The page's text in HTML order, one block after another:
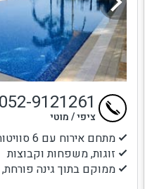
מתחם אירוח עם 6 סוויטות אבן
זוגות, משפחות וקבוצות
ממוקם בתוך גינה פורחת,
052-9121261
ציפי / מוטי